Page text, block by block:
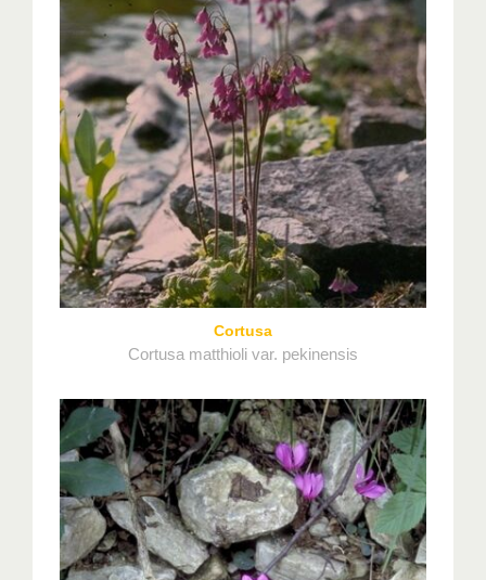
Cortusa
Cortusa matthioli var. pekinensis